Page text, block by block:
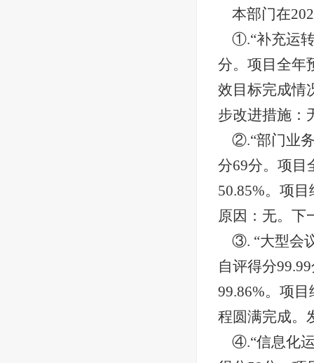
本部门在
①.“补充运
分。项目全年
效目标完成情
步改进措施：
②.“部门业
分69分。项目
50.85%。项
原因：无。下
③. “大型会
自评得分
99.86%。项
程圆满完成。
④.“信息化